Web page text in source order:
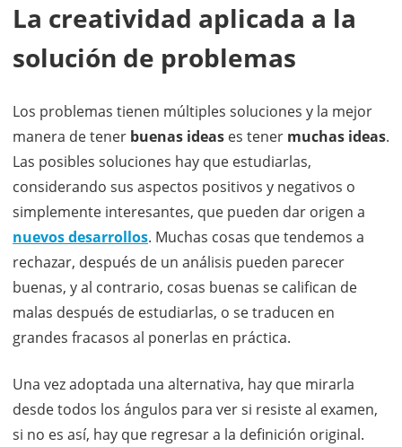
La creatividad aplicada a la
solución de problemas
Los problemas tienen múltiples soluciones y la mejor
manera de tener buenas ideas es tener muchas ideas.
Las posibles soluciones hay que estudiarlas,
considerando sus aspectos positivos y negativos o
simplemente interesantes, que pueden dar origen a
nuevos desarrollos. Muchas cosas que tendemos a
rechazar, después de un análisis pueden parecer
buenas, y al contrario, cosas buenas se califican de
malas después de estudiarlas, o se traducen en
grandes fracasos al ponerlas en práctica.
Una vez adoptada una alternativa, hay que mirarla
desde todos los ángulos para ver si resiste al examen,
si no es así, hay que regresar a la definición original.